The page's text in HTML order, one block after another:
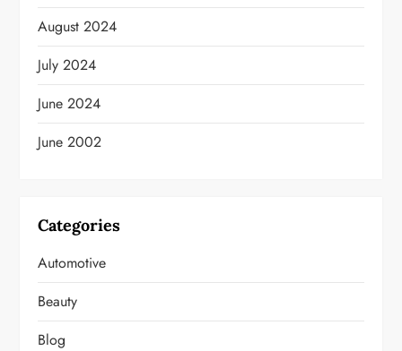
August 2024
July 2024
June 2024
June 2002
Categories
Automotive
Beauty
Blog